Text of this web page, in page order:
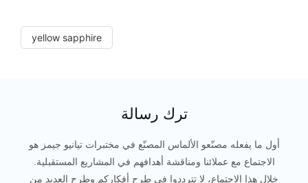
yellow sapphire
ترك رسالة
أول ما يفعله مصنّعو الألماس المصنّع في مختبرات تيانيو جيمز هو
الاجتماع مع عملائنا ومناقشة أهدافهم في المشاريع المستقبلية.
خلال هذا الاجتماع، لا تترددوا في طرح أفكاركم وطرح العديد من